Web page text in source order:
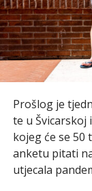
Prošlog je
te u Švicarskoj
kojeg će se 50
anketu pitati
utjecala